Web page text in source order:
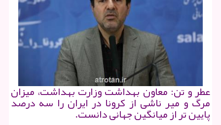
عطر و تن: معاون بهداشت وزارت بهداشت، میزان
مرگ و میر ناشی از كرونا در ایران را سه درصد
پایین تر از میانگین جهانی دانست.